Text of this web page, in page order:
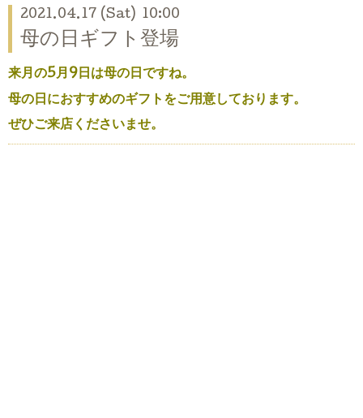
2021.04.17 (Sat) 10:00
母の日ギフト登場
来月の5月9日は母の日ですね。
母の日におすすめのギフトをご用意しております。
ぜひご来店くださいませ。